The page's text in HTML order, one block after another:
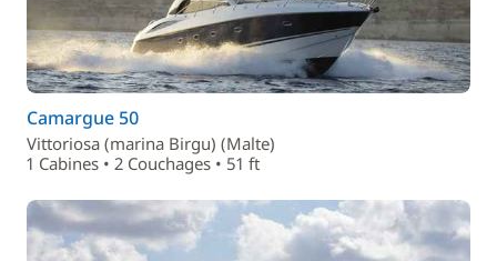
Camargue 50
Vittoriosa (marina Birgu) (Malte)
1 Cabines • 2 Couchages • 51 ft